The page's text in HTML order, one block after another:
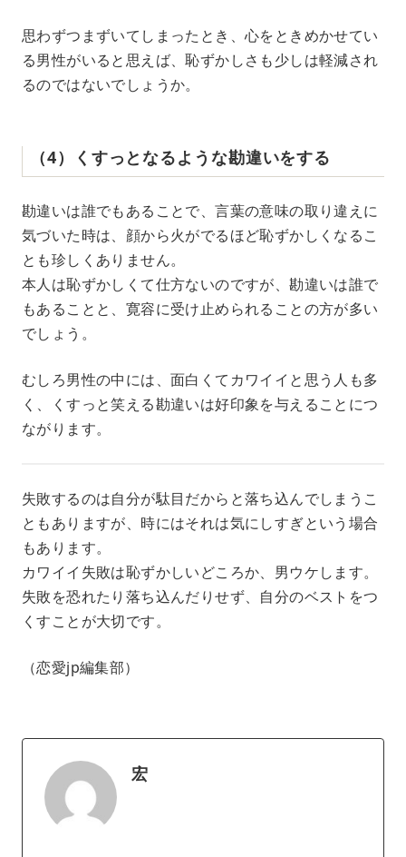
思わずつまずいてしまったとき、心をときめかせてい
る男性がいると思えば、恥ずかしさも少しは軽減され
るのではないでしょうか。
（4）くすっとなるような勘違いをする
勘違いは誰でもあることで、言葉の意味の取り違えに
気づいた時は、顔から火がでるほど恥ずかしくなるこ
とも珍しくありません。
本人は恥ずかしくて仕方ないのですが、勘違いは誰で
もあることと、寛容に受け止められることの方が多い
でしょう。
むしろ男性の中には、面白くてカワイイと思う人も多
く、くすっと笑える勘違いは好印象を与えることにつ
ながります。
失敗するのは自分が駄目だからと落ち込んでしまうこ
ともありますが、時にはそれは気にしすぎという場合
もあります。
カワイイ失敗は恥ずかしいどころか、男ウケします。
失敗を恐れたり落ち込んだりせず、自分のベストをつ
くすことが大切です。
（恋愛jp編集部）
宏